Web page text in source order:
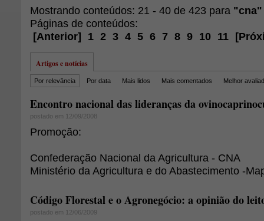
Mostrando conteúdos: 21 - 40 de 423 para "cna"
Páginas de conteúdos:
[Anterior] 1 2 3 4 5 6 7 8 9 10 11 [
Artigos e notícias
Por relevância Por data Mais lidos Mais comentados Melhor
Encontro nacional das lideranças da
postado em 12/09/2008
Promoção:
Confederação Nacional da Agricultura - CNA
Ministério da Agricultura e do Abastecimento -
Código Florestal e o Agronegócio: a opinião do
postado em 12/06/2009